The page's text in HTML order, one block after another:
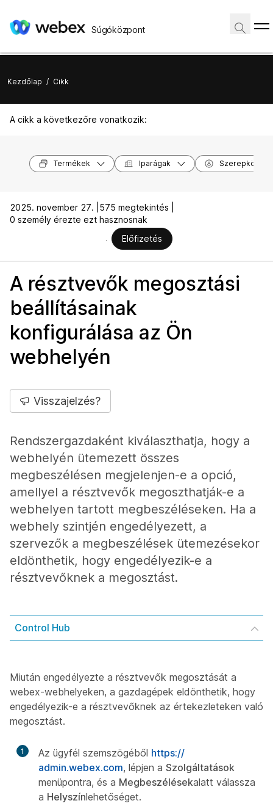
Súgóközpont
Kezdőlap / Cikk
A cikk a következőre vonatkozik:
Termékek Iparágak Szerepkörök
2025. november 27. | 575 megtekintés |
0 személy érezte ezt hasznosnak
Előfizetés
A résztvevők megosztási
beállításainak
konfigurálása az Ön
webhelyén
Visszajelzés?
Rendszergazdaként kiválaszthatja, hogy a
webhelyén ütemezett összes
megbeszélésen megjelenjen-e a opció,
amellyel a résztvevők megoszthatják-e a
webhelyen tartott megbeszéléseken. Ha a
webhely szintjén engedélyezett, a
szervezők a megbeszélések ütemezésekor
eldönthetik, hogy engedélyezik-e a
résztvevőknek a megosztást.
Control Hub
Miután engedélyezte a résztvevők megosztását a
webex-webhelyeken, a gazdagépek eldönthetik, hogy
engedélyezik-e a résztvevőknek az értekezleteken való
megosztást.
1 Az ügyfél szemszögéből https:/​/​
admin.webex.com, lépjen a Szolgáltatások
menüpontra, és a Megbeszélésekalatt válassza
a Helyszínlehetőséget.